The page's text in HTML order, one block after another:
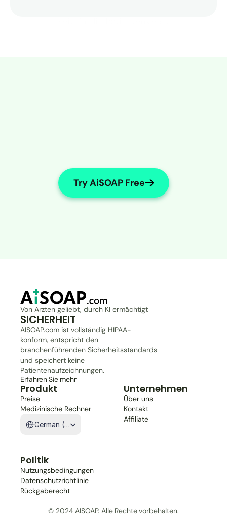
Try AiSOAP Free
Von Ärzten geliebt, durch KI ermächtigt
SICHERHEIT
AISOAP.com ist vollständig HIPAA-
konform, entspricht den
branchenführenden Sicherheitsstandards
und speichert keine
Patientenaufzeichnungen.
Erfahren Sie mehr
Produkt
Preise
Medizinische Rechner
German (Germany)
Unternehmen
Über uns
Kontakt
Affiliate
Politik
Nutzungsbedingungen
Datenschutzrichtlinie
Rückgaberecht
© 2024 AISOAP. Alle Rechte vorbehalten.